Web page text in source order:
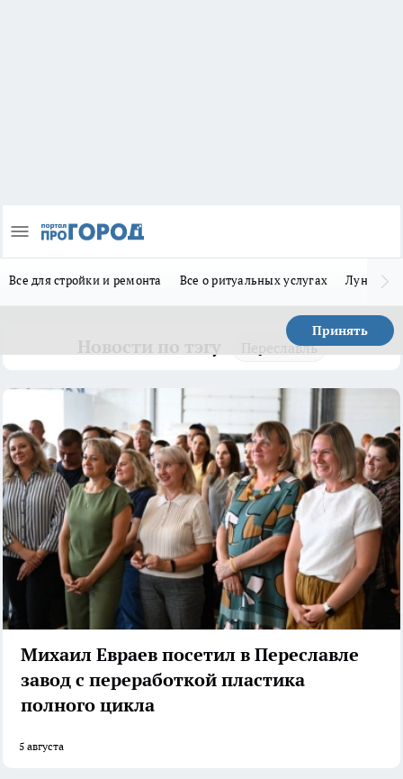
Все для стройки и ремонта Все о ритуальных услугах Лунно-
Принять
Переславль
Михаил Евраев посетил в Переславле
завод с переработкой пластика
полного цикла
5 августа